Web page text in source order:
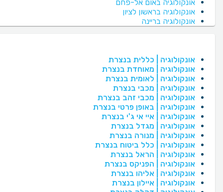
אונקולוגיה באום אל-פחם
אונקולוגיה בראשון לציון
אונקולוגיה בריינה
אונקולוגיה | כללית בנצרת
אונקולוגיה | מאוחדת בנצרת
אונקולוגיה | לאומית בנצרת
אונקולוגיה | מכבי בנצרת
אונקולוגיה | מכבי זהב בנצרת
אונקולוגיה | באופן פרטי בנצרת
אונקולוגיה | איי אי ג'י בנצרת
אונקולוגיה | מגדל בנצרת
אונקולוגיה | מנורה בנצרת
אונקולוגיה | כלל ביטוח בנצרת
אונקולוגיה | הראל בנצרת
אונקולוגיה | הפניקס בנצרת
אונקולוגיה | אליהו בנצרת
אונקולוגיה | איילון בנצרת